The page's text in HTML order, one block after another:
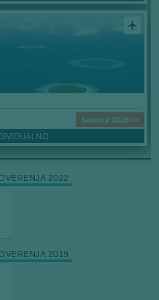
airplanemode_active
Sezona 2026 >>
2022
2019